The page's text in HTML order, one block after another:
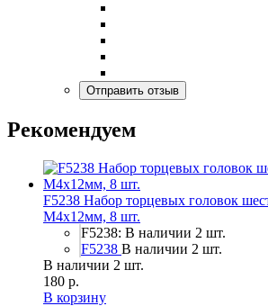
Рекомендуем
F5238 Набор торцевых головок
M4x12мм, 8 шт.
F5238: В наличии 2 шт.
F5238 В наличии 2 шт.
В наличии 2 шт.
180 р.
В корзину